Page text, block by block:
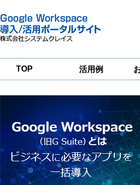
TOP 活用例
グループウェア
移行支援